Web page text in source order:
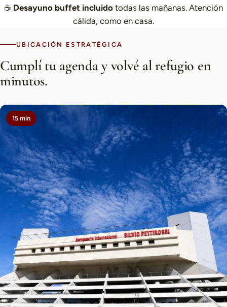
☕ Desayuno buffet incluido todas las mañanas. Atención
cálida, como en casa.
UBICACIÓN ESTRATÉGICA
Cumplí tu agenda y volvé al refugio en
minutos.
15 min